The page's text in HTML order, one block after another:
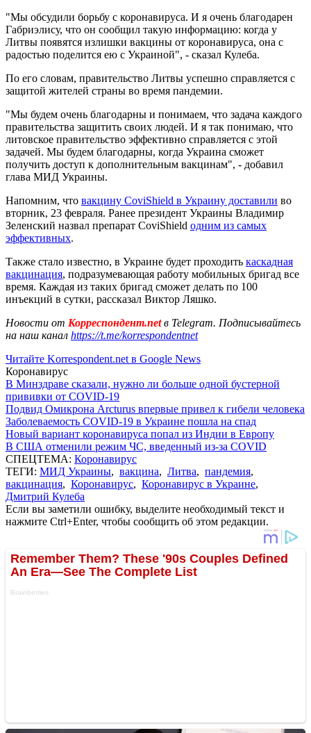
"Мы обсудили борьбу с коронавируса. И я очень благодарен
Габриэлису, что он сообщил такую информацию: когда у
Литвы появятся излишки вакцины от коронавируса, она с
радостью поделится ею с Украиной", - сказал Кулеба.
По его словам, правительство Литвы успешно справляется с
защитой жителей страны во время пандемии.
"Мы будем очень благодарны и понимаем, что задача каждого
правительства защитить своих людей. И я так понимаю, что
литовское правительство эффективно справляется с этой
задачей. Мы будем благодарны, когда Украина сможет
получить доступ к дополнительным вакцинам", - добавил
глава МИД Украины.
Напомним, что вакцину CoviShield в Украину доставили во
вторник, 23 февраля. Ранее президент Украины Владимир
Зеленский назвал препарат CoviShield одним из самых
эффективных.
Также стало известно, в Украине будет проходить каскадная
вакцинация, подразумевающая работу мобильных бригад все
время. Каждая из таких бригад сможет делать по 100
инъекций в сутки, рассказал Виктор Ляшко.
Новости от Корреспондент.netв Telegram. Подписывайтесь
на наш канал https://t.me/korrespondentnet
Читайте Korrespondent.net в Google News
Коронавирус
В Минздраве сказали, нужно ли больше одной бустерной
прививки от COVID-19
Подвид Омикрона Arcturus впервые привел к гибели человека
Заболеваемость COVID-19 в Украине пошла на спад
Новый вариант коронавируса попал из Индии в Европу
В США отменили режим ЧС, введенный из-за COVID
СПЕЦТЕМА: Коронавирус
ТЕГИ: МИД Украины, вакцина, Литва, пандемия,
вакцинация, Коронавирус, Коронавирус в Украине,
Дмитрий Кулеба
Если вы заметили ошибку, выделите необходимый текст и
нажмите Ctrl+Enter, чтобы сообщить об этом редакции.